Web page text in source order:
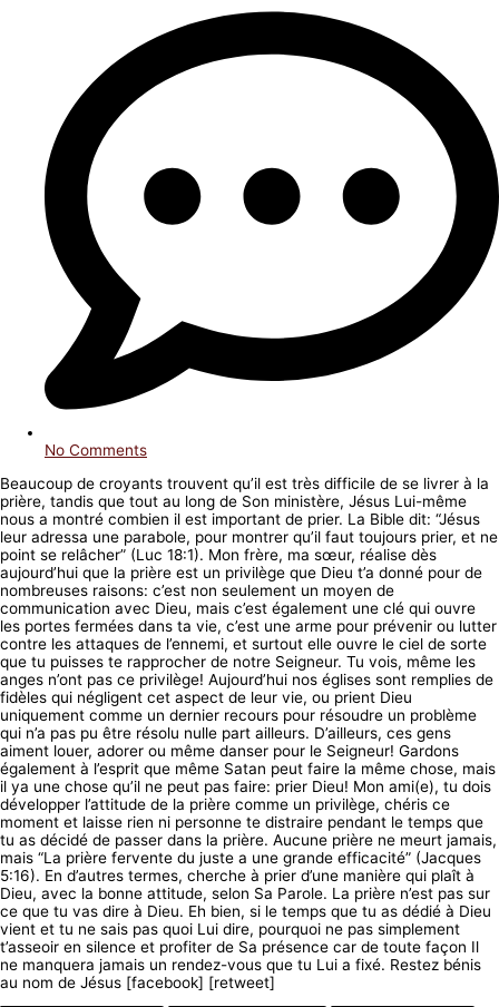
No Comments
Beaucoup de croyants trouvent qu’il est très difficile de se livrer à la
prière, tandis que tout au long de Son ministère, Jésus Lui-même
nous a montré combien il est important de prier. La Bible dit: “Jésus
leur adressa une parabole, pour montrer qu’il faut toujours prier, et ne
point se relâcher” (Luc 18:1). Mon frère, ma sœur, réalise dès
aujourd’hui que la prière est un privilège que Dieu t’a donné pour de
nombreuses raisons: c’est non seulement un moyen de
communication avec Dieu, mais c’est également une clé qui ouvre
les portes fermées dans ta vie, c’est une arme pour prévenir ou lutter
contre les attaques de l’ennemi, et surtout elle ouvre le ciel de sorte
que tu puisses te rapprocher de notre Seigneur. Tu vois, même les
anges n’ont pas ce privilège! Aujourd’hui nos églises sont remplies de
fidèles qui négligent cet aspect de leur vie, ou prient Dieu
uniquement comme un dernier recours pour résoudre un problème
qui n’a pas pu être résolu nulle part ailleurs. D’ailleurs, ces gens
aiment louer, adorer ou même danser pour le Seigneur! Gardons
également à l’esprit que même Satan peut faire la même chose, mais
il ya une chose qu’il ne peut pas faire: prier Dieu! Mon ami(e), tu dois
développer l’attitude de la prière comme un privilège, chéris ce
moment et laisse rien ni personne te distraire pendant le temps que
tu as décidé de passer dans la prière. Aucune prière ne meurt jamais,
mais “La prière fervente du juste a une grande efficacité” (Jacques
5:16). En d’autres termes, cherche à prier d’une manière qui plaît à
Dieu, avec la bonne attitude, selon Sa Parole. La prière n’est pas sur
ce que tu vas dire à Dieu. Eh bien, si le temps que tu as dédié à Dieu
vient et tu ne sais pas quoi Lui dire, pourquoi ne pas simplement
t’asseoir en silence et profiter de Sa présence car de toute façon Il
ne manquera jamais un rendez-vous que tu Lui a fixé. Restez bénis
au nom de Jésus [facebook] [retweet]